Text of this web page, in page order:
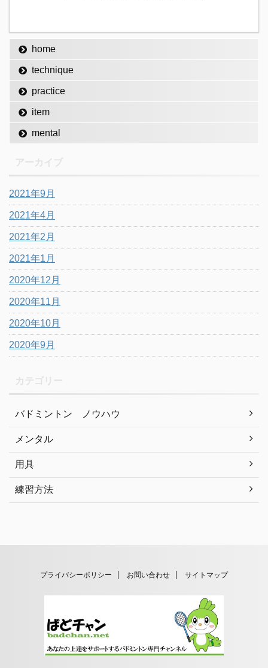
home
technique
practice
item
mental
2021年9月
2021年4月
2021年2月
2021年1月
2020年12月
2020年11月
2020年10月
2020年9月
バドミントン ノウハウ
メンタル
用具
練習方法
プライバシーポリシー お問い合わせ サイトマップ